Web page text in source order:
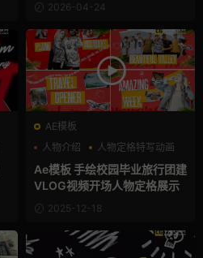
2026-04-24
AE模板
人物介绍
人物定格特写动画
团建
Ae模板 手绘校园毕业旅行团建
VLOG视频开场人物定格展示
2025-12-18